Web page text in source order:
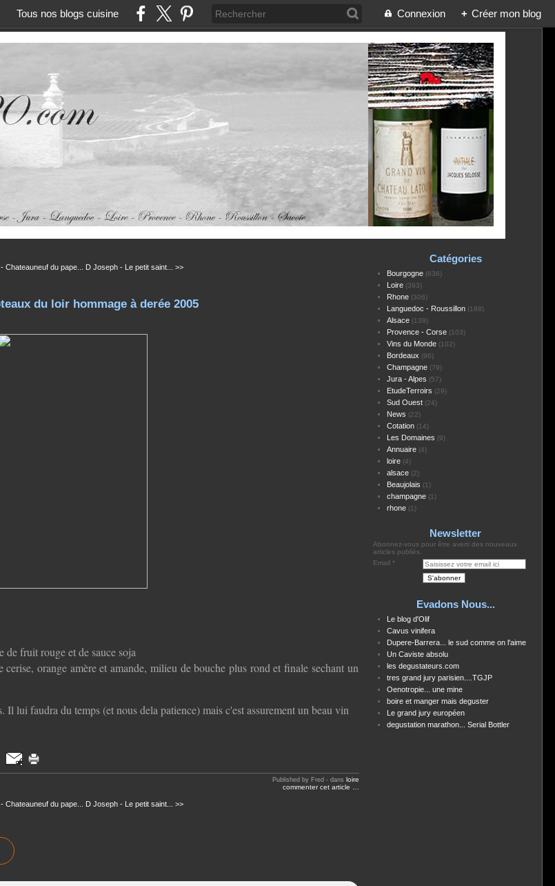
Tous nos blogs cuisine Connexion + Créer mon blog
Chateauneuf du pape... D Joseph - Le petit saint... >>
du loir hommage à derée 2005
de fruit rouge et de sauce soja
orange amère et amande, milieu de bouche plus rond et finale sechant un
lui faudra du temps (et nous dela patience) mais c'est assurement un beau vin
Published by Fred -dans loire
commenter cet article
Chateauneuf du pape... D Joseph - Le petit saint... >>
Catégories
Bourgogne(836)
Loire(393)
Rhone(306)
Languedoc - Roussillon(188)
Alsace(139)
Provence - Corse(103)
Vins du Monde(102)
Bordeaux (96)
Champagne(79)
Jura - Alpes (57)
EtudeTerroirs (29)
Sud Ouest(24)
News (22)
Cotation(14)
Les Domaines (9)
Annuaire(4)
loire(4)
alsace(2)
Beaujolais (1)
champagne(1)
rhone(1)
Newsletter
Abonnez-vous pour être averti des nouveaux
articles publiés.
Email
Evadons Nous...
Le blog d'Olif
Cavus vinifera
Dupere-Barrera... le sud comme on l'aime
Un Caviste absolu
les degustateurs.com
tres grand jury parisien....TGJP
Oenotropie... une mine
boire et manger mais deguster
Le grand jury européen
degustation marathon... Serial Bottler